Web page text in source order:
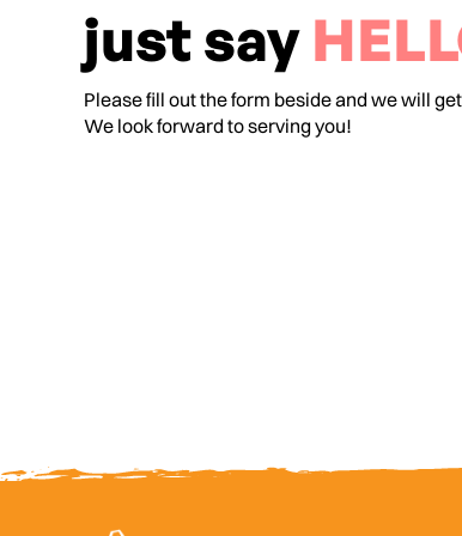
just say
Please fill out the form beside and we will
We look forward to serving you!